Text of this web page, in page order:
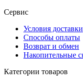
Сервис
Условия доставки
Способы оплаты
Возврат и обмен
Накопительные
Категории товаров